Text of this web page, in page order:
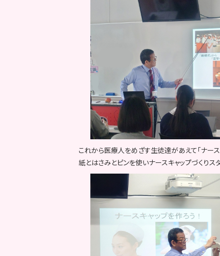
これから医療人をめざす生徒達があえて「ナー
紙とはさみとピンを使いナースキャップづくりスタ